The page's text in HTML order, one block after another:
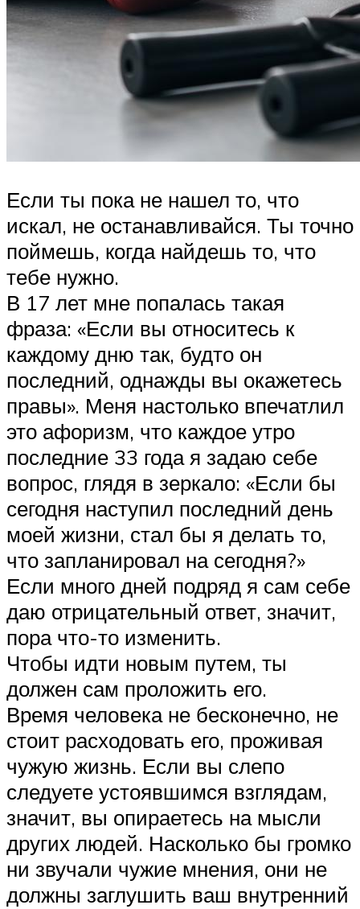
Если ты пока не нашел то, что
искал, не останавливайся. Ты точно
поймешь, когда найдешь то, что
тебе нужно.
В 17 лет мне попалась такая
фраза: «Если вы относитесь к
каждому дню так, будто он
последний, однажды вы окажетесь
правы». Меня настолько впечатлил
это афоризм, что каждое утро
последние 33 года я задаю себе
вопрос, глядя в зеркало: «Если бы
сегодня наступил последний день
моей жизни, стал бы я делать то,
что запланировал на сегодня?»
Если много дней подряд я сам себе
даю отрицательный ответ, значит,
пора что-то изменить.
Чтобы идти новым путем, ты
должен сам проложить его.
Время человека не бесконечно, не
стоит расходовать его, проживая
чужую жизнь. Если вы слепо
следуете устоявшимся взглядам,
значит, вы опираетесь на мысли
других людей. Насколько бы громко
ни звучали чужие мнения, они не
должны заглушить ваш внутренний